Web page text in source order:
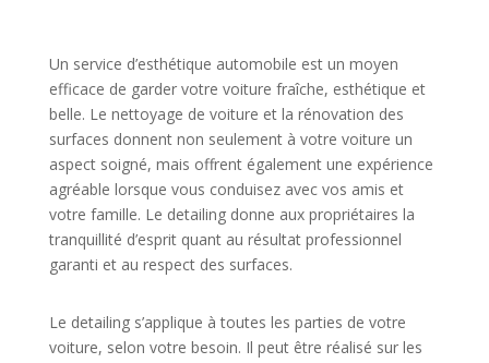
Un service d’esthétique automobile est un moyen
efficace de garder votre voiture fraîche, esthétique et
belle. Le nettoyage de voiture et la rénovation des
surfaces donnent non seulement à votre voiture un
aspect soigné, mais offrent également une expérience
agréable lorsque vous conduisez avec vos amis et
votre famille. Le detailing donne aux propriétaires la
tranquillité d’esprit quant au résultat professionnel
garanti et au respect des surfaces.
Le detailing s’applique à toutes les parties de votre
voiture, selon votre besoin. Il peut être réalisé sur les